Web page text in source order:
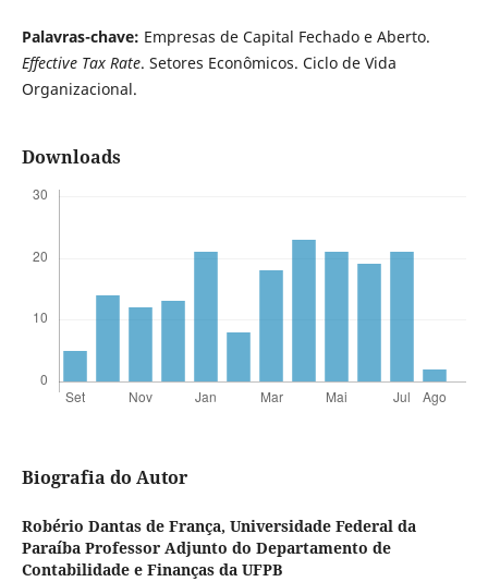
Palavras-chave: Empresas de Capital Fechado e Aberto.
Effective Tax Rate. Setores Econômicos. Ciclo de Vida
Organizacional.
Downloads
Biografia do Autor
Robério Dantas de França, Universidade Federal da
Paraíba Professor Adjunto do Departamento de
Contabilidade e Finanças da UFPB